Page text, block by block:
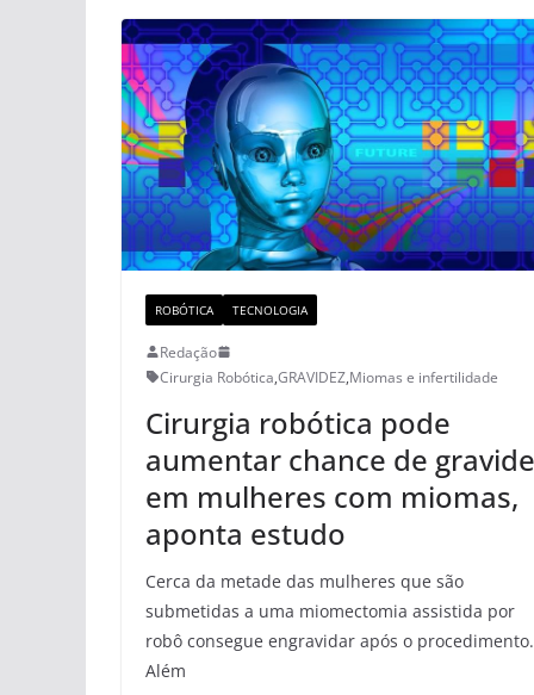
ROBÓTICA TECNOLOGIA
Redação
Cirurgia Robótica,GRAVIDEZ,Miomas e infertilidade
Cirurgia robótica pode
aumentar chance de
em mulheres com miomas,
aponta estudo
Cerca da metade das mulheres que são
submetidas a uma miomectomia assistida por
robô consegue engravidar após o procedimento.
Além